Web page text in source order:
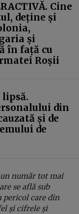
Cine
deține și
și
în față cu
Roșii
din
și de
de
număr tot mai
se află sub
pericol care din
și cifrele și